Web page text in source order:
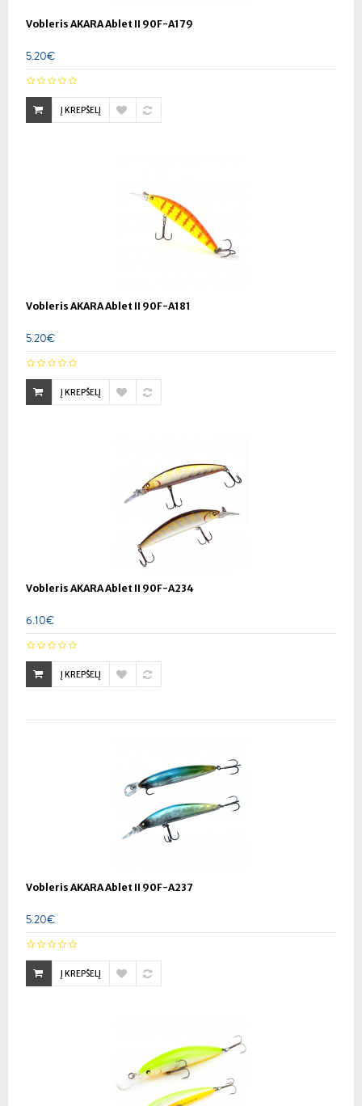
Vobleris AKARA Ablet II 90F-A179
5.20€
Į KREPŠELĮ
Vobleris AKARA Ablet II 90F-A181
5.20€
Į KREPŠELĮ
Vobleris AKARA Ablet II 90F-A234
6.10€
Į KREPŠELĮ
Vobleris AKARA Ablet II 90F-A237
5.20€
Į KREPŠELĮ